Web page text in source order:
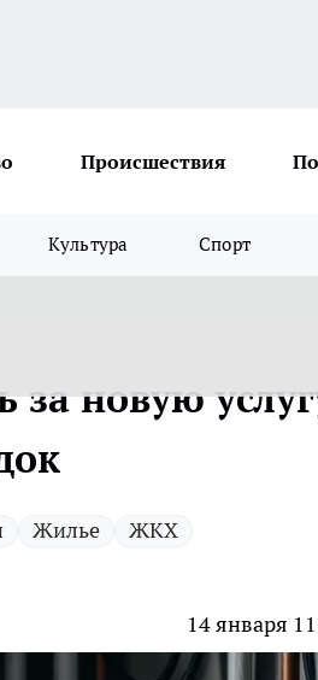
Происшествия
Культура Спорт
за новую
Жилье ЖКХ
14 января